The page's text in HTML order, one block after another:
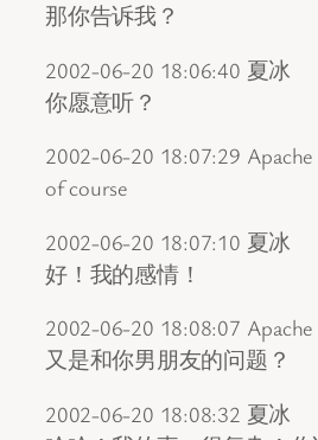
那你告诉我？
2002-06-20 18:06:40 夏冰
你愿意听？
2002-06-20 18:07:29 Apache
of course
2002-06-20 18:07:10 夏冰
好！我的感情！
2002-06-20 18:08:07 Apache
又是和你男朋友的问题？
2002-06-20 18:08:32 夏冰